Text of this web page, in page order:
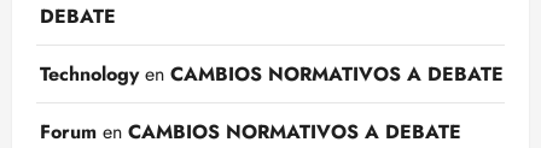
DEBATE
Technologyen CAMBIOS NORMATIVOS A DEBATE
Forum en CAMBIOS NORMATIVOS A DEBATE